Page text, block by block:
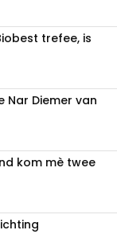
trefee, is
Nar Diemer van
kom mè twee